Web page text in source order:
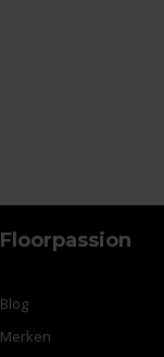
Floorpassion
Blog
Merken